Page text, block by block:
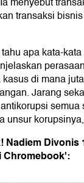
transaksi
apa kata-
di mana
Jarang
unsur
Nadiem Divonis